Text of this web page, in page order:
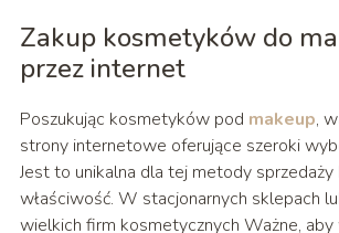
Zakup kosmetyków do
przez internet
Poszukując kosmetyków pod makeup,
strony internetowe oferujące szeroki
Jest to unikalna dla tej metody
właściwość. W stacjonarnych sklepach
wielkich firm kosmetycznych Ważne,